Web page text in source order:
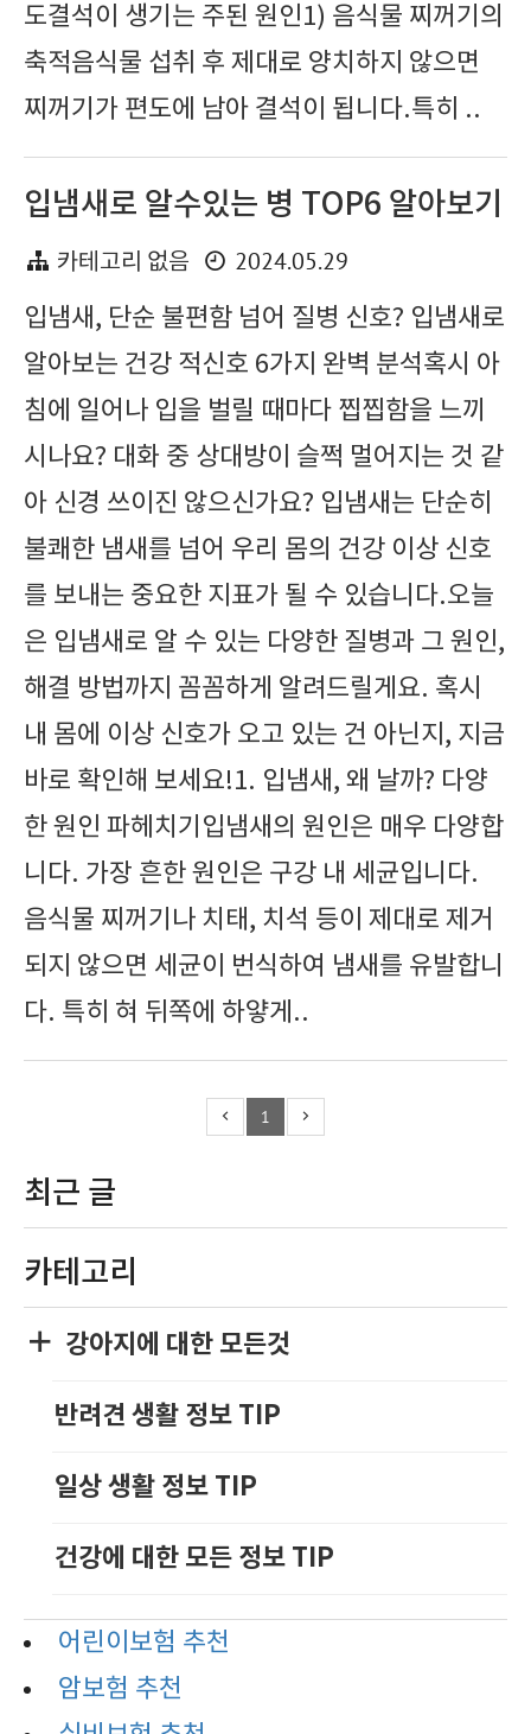
도결석이 생기는 주된 원인1) 음식물 찌꺼기의
축적음식물 섭취 후 제대로 양치하지 않으면
찌꺼기가 편도에 남아 결석이 됩니다.특히 ..
입냄새로 알수있는 병 TOP6 알아보기
카테고리 없음
2024.05.29
입냄새, 단순 불편함 넘어 질병 신호? 입냄새로
알아보는 건강 적신호 6가지 완벽 분석혹시 아
침에 일어나 입을 벌릴 때마다 찝찝함을 느끼
시나요? 대화 중 상대방이 슬쩍 멀어지는 것 같
아 신경 쓰이진 않으신가요? 입냄새는 단순히
불쾌한 냄새를 넘어 우리 몸의 건강 이상 신호
를 보내는 중요한 지표가 될 수 있습니다.오늘
은 입냄새로 알 수 있는 다양한 질병과 그 원인,
해결 방법까지 꼼꼼하게 알려드릴게요. 혹시
내 몸에 이상 신호가 오고 있는 건 아닌지, 지금
바로 확인해 보세요!1. 입냄새, 왜 날까? 다양
한 원인 파헤치기입냄새의 원인은 매우 다양합
니다. 가장 흔한 원인은 구강 내 세균입니다.
음식물 찌꺼기나 치태, 치석 등이 제대로 제거
되지 않으면 세균이 번식하여 냄새를 유발합니
다. 특히 혀 뒤쪽에 하얗게..
1
최근 글
카테고리
강아지에 대한 모든것
반려견 생활 정보 TIP
일상 생활 정보 TIP
건강에 대한 모든 정보 TIP
어린이보험 추천
암보험 추천